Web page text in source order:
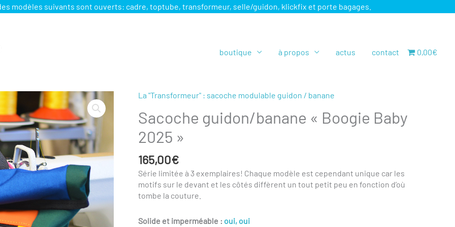
modèles suivants sont ouverts: cadre, toptube, transformeur, selle/guidon, klickfix et porte bagages.
boutique à propos actus contact 0,00€
La "Transformeur" : sacoche modulable guidon / banane
Sacoche guidon/banane « Boogie Baby
2025 »
165,00€
Série limitée à 3 exemplaires! Chaque modèle est cependant unique car les
motifs sur le devant et les côtés diffèrent un tout petit peu en fonction d’où
tombe la couture.
Solide et imperméable : oui, oui